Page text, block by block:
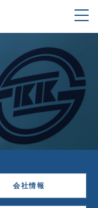
会社情報